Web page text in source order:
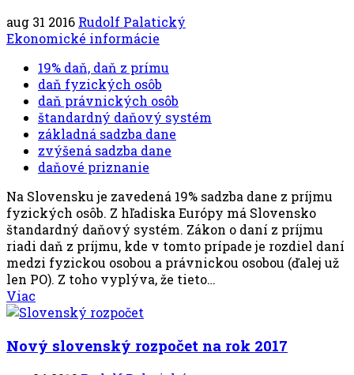
aug 31 2016 Rudolf Palatický
Ekonomické informácie
19% daň, daň z prímu
daň fyzických osôb
daň právnických osôb
štandardný daňový systém
základná sadzba dane
zvýšená sadzba dane
daňové priznanie
Na Slovensku je zavedená 19% sadzba dane z príjmu
fyzických osôb. Z hľadiska Európy má Slovensko
štandardný daňový systém. Zákon o daní z príjmu
riadi daň z príjmu, kde v tomto prípade je rozdiel daní
medzi fyzickou osobou a právnickou osobou (ďalej už
len PO). Z toho vyplýva, že tieto…
Viac
Nový slovenský rozpočet na rok 2017